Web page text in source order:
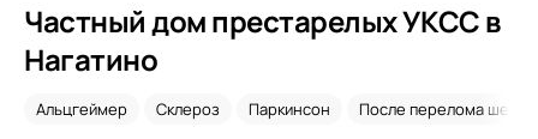
Частный дом престарелых УКСС в
Нагатино
Альцгеймер Склероз Паркинсон После перелома шейки